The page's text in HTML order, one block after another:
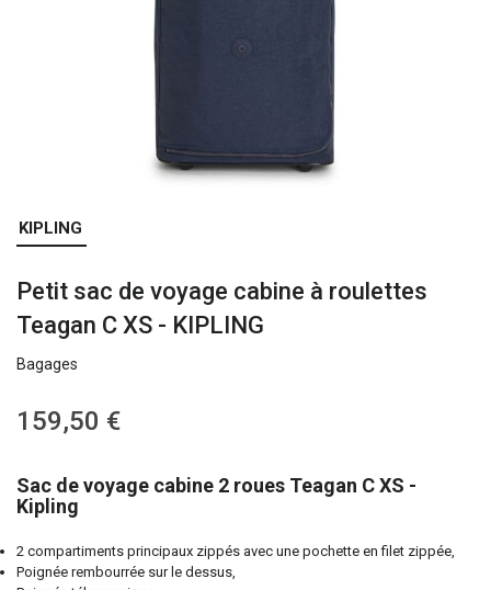
Skip
to
beginning
of
the
images
KIPLING
Petit sac de voyage cabine à roulettes
Teagan C XS - KIPLING
Bagages
159,50 €
Sac de voyage cabine 2 roues Teagan C XS -
Kipling
2 compartiments principaux zippés avec une pochette en filet zippée,
Poignée rembourrée sur le dessus,